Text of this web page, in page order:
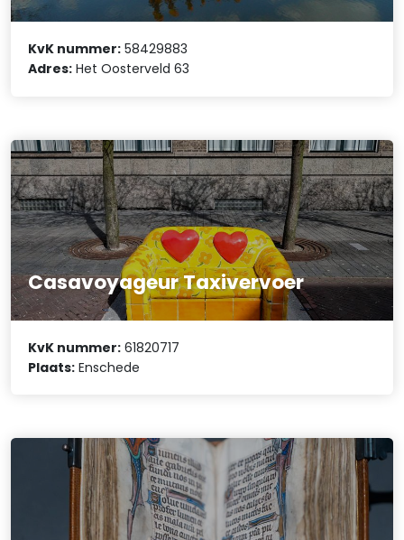
KvK nummer: 58429883
Adres: Het Oosterveld 63
Casavoyageur Taxivervoer
KvK nummer: 61820717
Plaats: Enschede